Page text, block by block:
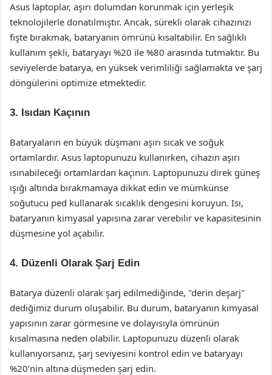
Asus laptoplar, aşırı dolumdan korunmak için yerleşik
teknolojilerle donatılmıştır. Ancak, sürekli olarak cihazınızı
fişte bırakmak, bataryanın ömrünü kısaltabilir. En sağlıklı
kullanım şekli, bataryayı %20 ile %80 arasında tutmaktır. Bu
seviyelerde batarya, en yüksek verimliliği sağlamakta ve şarj
döngülerini optimize etmektedir.
3. Isıdan Kaçının
Bataryaların en büyük düşmanı aşırı sıcak ve soğuk
ortamlardır. Asus laptopunuzu kullanırken, cihazın aşırı
ısınabileceği ortamlardan kaçının. Laptopunuzu direk güneş
ışığı altında bırakmamaya dikkat edin ve mümkünse
soğutucu ped kullanarak sıcaklık dengesini koruyun. Isı,
bataryanın kimyasal yapısına zarar verebilir ve kapasitesinin
düşmesine yol açabilir.
4. Düzenli Olarak Şarj Edin
Batarya düzenli olarak şarj edilmediğinde, "derin deşarj"
dediğimiz durum oluşabilir. Bu durum, bataryanın kimyasal
yapısının zarar görmesine ve dolayısıyla ömrünün
kısalmasına neden olabilir. Laptopunuzu düzenli olarak
kullanıyorsanız, şarj seviyesini kontrol edin ve bataryayı
%20’nin altına düşmeden şarj edin.